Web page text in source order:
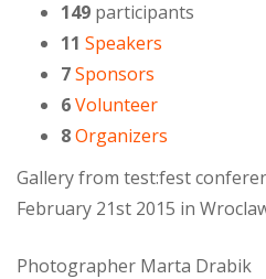
149 participants
11 Speakers
7Sponsors
6Volunteer
8Organizers
Gallery from test:fest
February 21st 2015 in
Photographer Marta Drabik